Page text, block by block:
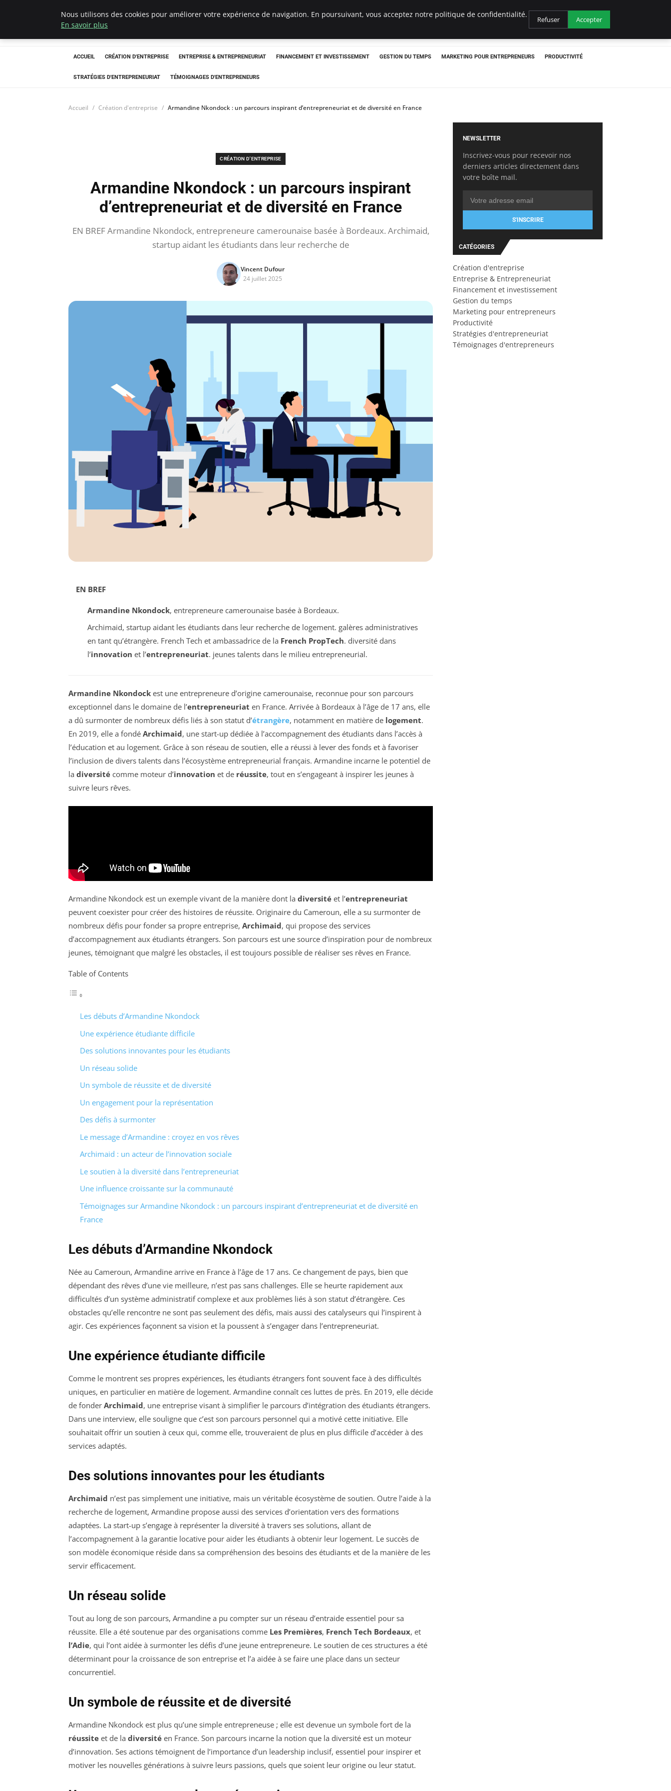
LECFCM
ACCUEIL CRÉATION D'ENTREPRISE ENTREPRISE & ENTREPRENEURIAT FINANCEMENT ET INVESTISSEMENT GESTION DU TEMPS MARKETING POUR ENTREPRENEURS PRODUCTIVITÉ
STRATÉGIES D'ENTREPRENEURIAT TÉMOIGNAGES D'ENTREPRENEURS
Accueil Création d'entreprise Armandine Nkondock : un parcours inspirant d’entrepreneuriat et de diversité en France
CRÉATION D'ENTREPRISE
Armandine Nkondock : un parcours inspirant
d’entrepreneuriat et de diversité en France
EN BREF Armandine Nkondock, entrepreneure camerounaise basée à Bordeaux. Archimaid,
startup aidant les étudiants dans leur recherche de
Vincent Dufour
24 juillet 2025
EN BREF
Armandine Nkondock, entrepreneure camerounaise basée à Bordeaux.
Archimaid, startup aidant les étudiants dans leur recherche de logement. galères administratives
en tant qu’étrangère. French Tech et ambassadrice de la French PropTech. diversité dans
l’innovation et l’entrepreneuriat. jeunes talents dans le milieu entrepreneurial.
Armandine Nkondock est une entrepreneure d’origine camerounaise, reconnue pour son parcours
exceptionnel dans le domaine de l’entrepreneuriat en France. Arrivée à Bordeaux à l’âge de 17 ans, elle
a dû surmonter de nombreux défis liés à son statut d’étrangère, notamment en matière de logement.
En 2019, elle a fondé Archimaid, une start-up dédiée à l’accompagnement des étudiants dans l’accès à
l’éducation et au logement. Grâce à son réseau de soutien, elle a réussi à lever des fonds et à favoriser
l’inclusion de divers talents dans l’écosystème entrepreneurial français. Armandine incarne le potentiel de
la diversité comme moteur d’innovation et de réussite, tout en s’engageant à inspirer les jeunes à
suivre leurs rêves.
Armandine Nkondock est un exemple vivant de la manière dont la diversité et l’entrepreneuriat
peuvent coexister pour créer des histoires de réussite. Originaire du Cameroun, elle a su surmonter de
nombreux défis pour fonder sa propre entreprise, Archimaid, qui propose des services
d’accompagnement aux étudiants étrangers. Son parcours est une source d’inspiration pour de nombreux
jeunes, témoignant que malgré les obstacles, il est toujours possible de réaliser ses rêves en France.
Table of Contents
Les débuts d’Armandine Nkondock
Une expérience étudiante difficile
Des solutions innovantes pour les étudiants
Un réseau solide
Un symbole de réussite et de diversité
Un engagement pour la représentation
Des défis à surmonter
Le message d’Armandine : croyez en vos rêves
Archimaid : un acteur de l’innovation sociale
Le soutien à la diversité dans l’entrepreneuriat
Une influence croissante sur la communauté
Témoignages sur Armandine Nkondock : un parcours inspirant d’entrepreneuriat et de diversité en
France
Les débuts d’Armandine Nkondock
Née au Cameroun, Armandine arrive en France à l’âge de 17 ans. Ce changement de pays, bien que
dépendant des rêves d’une vie meilleure, n’est pas sans challenges. Elle se heurte rapidement aux
difficultés d’un système administratif complexe et aux problèmes liés à son statut d’étrangère. Ces
obstacles qu’elle rencontre ne sont pas seulement des défis, mais aussi des catalyseurs qui l’inspirent à
agir. Ces expériences façonnent sa vision et la poussent à s’engager dans l’entrepreneuriat.
Une expérience étudiante difficile
Comme le montrent ses propres expériences, les étudiants étrangers font souvent face à des difficultés
uniques, en particulier en matière de logement. Armandine connaît ces luttes de près. En 2019, elle décide
de fonder Archimaid, une entreprise visant à simplifier le parcours d’intégration des étudiants étrangers.
Dans une interview, elle souligne que c’est son parcours personnel qui a motivé cette initiative. Elle
souhaitait offrir un soutien à ceux qui, comme elle, trouveraient de plus en plus difficile d’accéder à des
services adaptés.
Des solutions innovantes pour les étudiants
Archimaid n’est pas simplement une initiative, mais un véritable écosystème de soutien. Outre l’aide à la
recherche de logement, Armandine propose aussi des services d’orientation vers des formations
adaptées. La start-up s’engage à représenter la diversité à travers ses solutions, allant de
l’accompagnement à la garantie locative pour aider les étudiants à obtenir leur logement. Le succès de
son modèle économique réside dans sa compréhension des besoins des étudiants et de la manière de les
servir efficacement.
Un réseau solide
Tout au long de son parcours, Armandine a pu compter sur un réseau d’entraide essentiel pour sa
réussite. Elle a été soutenue par des organisations comme Les Premières, French Tech Bordeaux, et
l’Adie, qui l’ont aidée à surmonter les défis d’une jeune entrepreneure. Le soutien de ces structures a été
déterminant pour la croissance de son entreprise et l’a aidée à se faire une place dans un secteur
concurrentiel.
Un symbole de réussite et de diversité
Armandine Nkondock est plus qu’une simple entrepreneuse ; elle est devenue un symbole fort de la
réussite et de la diversité en France. Son parcours incarne la notion que la diversité est un moteur
d’innovation. Ses actions témoignent de l’importance d’un leadership inclusif, essentiel pour inspirer et
motiver les nouvelles générations à suivre leurs passions, quels que soient leur origine ou leur statut.
NEWSLETTER
Inscrivez-vous pour recevoir nos
derniers articles directement dans
votre boîte mail.
S'INSCRIRE
CATÉGORIES
Création d'entreprise
Entreprise & Entrepreneuriat
Financement et investissement
Gestion du temps
Marketing pour entrepreneurs
Productivité
Stratégies d'entrepreneuriat
Témoignages d'entrepreneurs
Nous utilisons des cookies pour améliorer votre expérience de navigation. En poursuivant, vous acceptez notre politique de confidentialité.
En savoir plus
Refuser Accepter